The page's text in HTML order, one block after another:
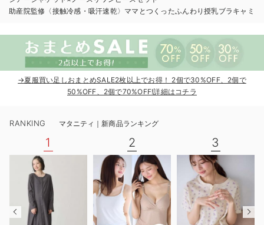
erbaviva（エルバビーバ）
ハレの日に着るANGELIEBEのセレモニー
買って正解！高評価レビューアイテム
親子コーデ｜ママとベビーにおすすめ！
便利な育児家電
Gift Selection 出産祝い
ロンパースはいつからいつまで使う？選ぶポイントも解説！
保育園・入園準備特集
助産院監修〈接触冷感・吸汗速乾〉ママとつくったふんわり授乳ブラキャミ
→夏服買い足しおまとめSALE2枚以上でお得！ 2個で30%OFF、2個で
50%OFF、2個で70%OFF!詳細はコチラ
RANKING マタニティ｜新商品ランキング
1 2 3